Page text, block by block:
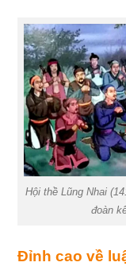
Hội thề Lũng Nhai
đoàn
Đỉnh cao về